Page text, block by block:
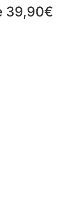
39,90€